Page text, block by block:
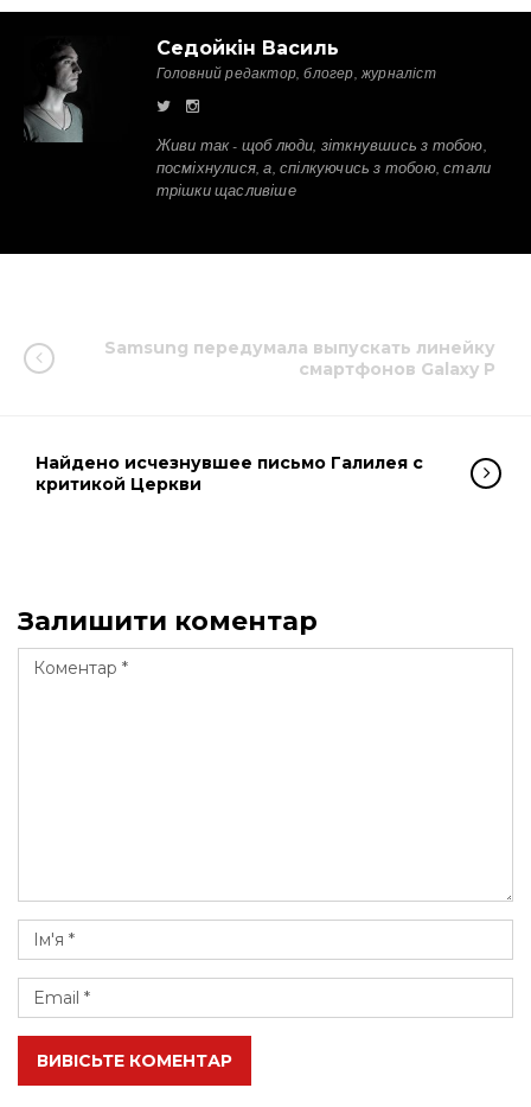
Седойкін Василь
Головний редактор, блогер, журналіст
Живи так - щоб люди, зіткнувшись з тобою,
посміхнулися, а, спілкуючись з тобою, стали
трішки щасливіше
Samsung передумала выпускать линейку
смартфонов Galaxy P
Найдено исчезнувшее письмо Галилея с
критикой Церкви
Залишити коментар
ВИВІСЬТЕ КОМЕНТАР